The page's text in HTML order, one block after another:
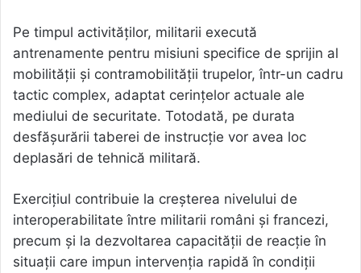
Pe timpul activităților, militarii execută
antrenamente pentru misiuni specifice de sprijin al
mobilității și contramobilității trupelor, într-un cadru
tactic complex, adaptat cerințelor actuale ale
mediului de securitate. Totodată, pe durata
desfășurării taberei de instrucție vor avea loc
deplasări de tehnică militară.
Exercițiul contribuie la creșterea nivelului de
interoperabilitate între militarii români și francezi,
precum și la dezvoltarea capacității de reacție în
situații care impun intervenția rapidă în condiții